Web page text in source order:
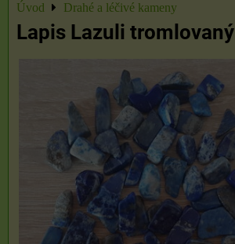
Úvod Drahé a léčivé kameny
Lapis Lazuli tromlovaný